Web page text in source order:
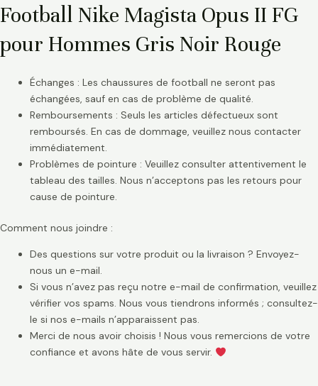
Football Nike Magista Opus II FG
pour Hommes Gris Noir Rouge
Échanges : Les chaussures de football ne seront pas
échangées, sauf en cas de problème de qualité.
Remboursements : Seuls les articles défectueux sont
remboursés. En cas de dommage, veuillez nous contacter
immédiatement.
Problèmes de pointure : Veuillez consulter attentivement le
tableau des tailles. Nous n’acceptons pas les retours pour
cause de pointure.
Comment nous joindre :
Des questions sur votre produit ou la livraison ? Envoyez-
nous un e-mail.
Si vous n’avez pas reçu notre e-mail de confirmation, veuillez
vérifier vos spams. Nous vous tiendrons informés ; consultez-
le si nos e-mails n’apparaissent pas.
Merci de nous avoir choisis ! Nous vous remercions de votre
confiance et avons hâte de vous servir.